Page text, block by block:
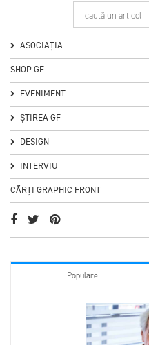
ASOCIAȚIA
SHOP GF
EVENIMENT
ȘTIREA GF
DESIGN
INTERVIU
CĂRȚI GRAPHIC FRONT
Populare